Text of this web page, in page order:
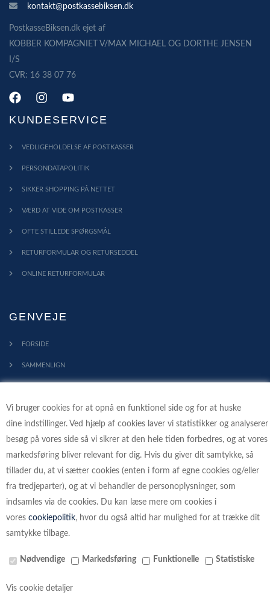
Vi bruger cookies for at opnå en funktionel side og for at huske
dine indstillinger. Ved hjælp af cookies laver vi statistikker og analyserer
besøg på vores side så vi sikrer at den hele tiden forbedres, og at vores
markedsføring bliver relevant for dig. Hvis du giver dit samtykke, så
tillader du, at vi sætter cookies (enten i form af egne cookies og/eller
fra tredjeparter), og at vi behandler de personoplysninger, som
indsamles via de cookies. Du kan læse mere om cookies i
vores cookiepolitik, hvor du også altid har mulighed for at trække dit
samtykke tilbage.
Nødvendige Markedsføring Funktionelle Statistiske
Vis cookie detaljer
kontakt@postkassebiksen.dk
PostkasseBiksen.dk ejet af
KOBBER KOMPAGNIET V/MAX MICHAEL OG DORTHE JENSEN
I/S
CVR: 16 38 07 76
KUNDESERVICE
VEDLIGEHOLDELSE AF POSTKASSER
PERSONDATAPOLITIK
SIKKER SHOPPING PÅ NETTET
VÆRD AT VIDE OM POSTKASSER
OFTE STILLEDE SPØRGSMÅL
RETURFORMULAR OG RETURSEDDEL
ONLINE RETURFORMULAR
GENVEJE
FORSIDE
SAMMENLIGN
PROFIL
HANDELSBETINGELSER
FORTRYDELSESRET
KLIMA - VI PLANTER TRÆER
BETALINGSKORT